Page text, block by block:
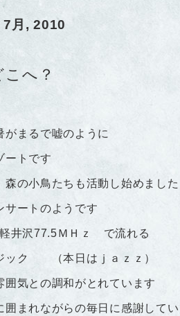
月, 2010
へ？
がまるで嘘のように
ートです
の小鳥たちも活動し始めました
サートのようです
井沢77.5ＭＨｚ で流れる
ック （本日はｊａｚｚ）
囲気との調和がとれています
囲まれながらの毎日に感謝して